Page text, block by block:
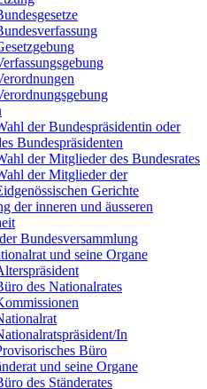
der Bundespräsidentin oder
Bundespräsidenten
der Mitglieder des Bundesrates
der Mitglieder der
Gerichte
der inneren und äusseren
Bundesversammlung
und seine Organe
des Nationalrates
In
Büro
und seine Organe
des Ständerates